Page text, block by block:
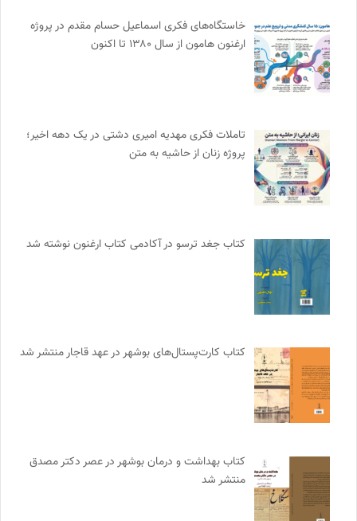
خاستگاه‌های فکری اسماعیل حسام مقدم در پروژه
ارغنون هامون از سال ۱۳۸۰ تا اکنون
تاملات فکری مهدیه امیری دشتی در یک دهه اخیر؛
پروژه زنان از حاشیه به متن
کتاب جغد ترسو در آکادمی کتاب ارغنون نوشته شد
کتاب کارت‌پستال‌های بوشهر در عهد قاجار منتشر شد
کتاب بهداشت و درمان بوشهر در عصر دکتر مصدق
منتشر شد